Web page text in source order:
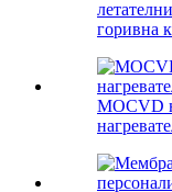
горивна
MOCVD